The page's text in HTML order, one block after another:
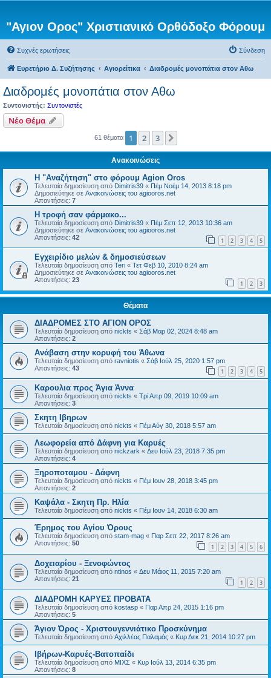
"Αγιον Ορος" Χριστιανικό Ορθόδοξο Φόρουμ
Συχνές ερωτήσεις Σύνδεση
Ευρετήριο Δ. Συζήτησης Αγιορείτικα Διαδρομές μονοπάτια στον Αθω
Διαδρομές μονοπάτια στον Αθω
Συντονιστής: Συντονιστές
Νέο Θέμα
61 θέματα 1 2 3
Ανακοινώσεις
Η "Αναζήτηση" στο φόρουμ Agion Oros
Τελευταία δημοσίευση από Dimitris39 « Πέμ Νοέμ 14, 2013 8:18 pm
Δημοσιεύτηκε σε Ανακοινώσεις του agiooros.net
Απαντήσεις: 7
H τροφή σαν φάρμακο...
Τελευταία δημοσίευση από Dimitris39 « Πέμ Σεπ 12, 2013 10:36 am
Δημοσιεύτηκε σε Ανακοινώσεις του agiooros.net
Απαντήσεις: 42 1 2 3 4 5
Εγχειρίδιο μελών & δημοσιεύσεων
Τελευταία δημοσίευση από Teri « Τετ Φεβ 10, 2010 8:24 am
Δημοσιεύτηκε σε Ανακοινώσεις του agiooros.net
Απαντήσεις: 23 1 2 3
Θέματα
ΔΙΑΔΡΟΜΕΣ ΣΤΟ ΑΓΙΟΝ ΟΡΟΣ
Τελευταία δημοσίευση από nickts « Σάβ Μαρ 02, 2024 8:48 am
Απαντήσεις: 2
Ανάβαση στην κορυφή του Άθωνα
Τελευταία δημοσίευση από ravniotis « Σάβ Ιούλ 25, 2020 1:57 pm
Απαντήσεις: 43 1 2 3 4 5
Καρουλια προς Άγια Άννα
Τελευταία δημοσίευση από nickts « Τρί Απρ 09, 2019 10:09 am
Απαντήσεις: 3
Σκητη Ιβηρων
Τελευταία δημοσίευση από nickts « Πέμ Αύγ 30, 2018 5:57 am
Λεωφορεία από Δάφνη για Καρυές
Τελευταία δημοσίευση από nickzark « Δευ Ιούλ 23, 2018 7:35 pm
Απαντήσεις: 4
Ξηροποταμου - Δάφνη
Τελευταία δημοσίευση από nickts « Πέμ Ιουν 28, 2018 3:45 pm
Απαντήσεις: 2
Καψάλα - Σκητη Πρ. Ηλία
Τελευταία δημοσίευση από nickts « Πέμ Ιουν 14, 2018 6:30 am
Έρημος του Αγίου Όρους
Τελευταία δημοσίευση από stam-mag « Παρ Σεπ 22, 2017 8:26 am
Απαντήσεις: 50 1 2 3 4 5 6
Δοχειαρίου - Ξενοφώντος
Τελευταία δημοσίευση από ntinos « Δευ Μάιος 11, 2015 7:20 am
Απαντήσεις: 21 1 2 3
ΔΙΑΔΡΟΜΗ ΚΑΡΥΕΣ ΠΡΟΒΑΤΑ
Τελευταία δημοσίευση από kostasp « Παρ Απρ 24, 2015 1:16 pm
Απαντήσεις: 5
Άγιον Όρος - Χριστουγεννιάτικο Προσκύνημα
Τελευταία δημοσίευση από Αχιλλέας Παλαμάς « Κυρ Δεκ 21, 2014 10:27 pm
Ιβήρων-Καρυές-Βατοπαίδι
Τελευταία δημοσίευση από ΜΙΧΣ « Κυρ Ιούλ 13, 2014 6:35 pm
Απαντήσεις: 8